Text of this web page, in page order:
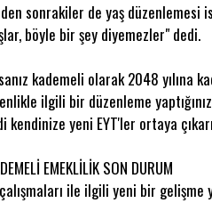
sonrakiler de yaş düzenlemesi
böyle bir şey diyemezler" dedi.
kademeli olarak 2048 yılına
ilgili bir düzenleme
yeni EYT'ler ortaya
EMEKLİLİK SON DURUM
ile ilgili yeni bir gelişme